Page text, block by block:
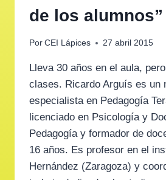
de los alumnos”
Por CEI Lápices 27 abril 2015
Lleva 30 años en el aula,
clases. Ricardo Arguís es un
especialista en Pedagogía
licenciado en Psicología y
Pedagogía y formador de
16 años. Es profesor en el
Hernández (Zaragoza) y